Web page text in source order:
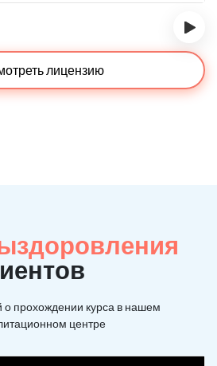
›
лицензию
прохождении курса в нашем
центре